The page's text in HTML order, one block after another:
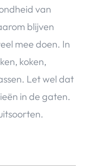
van
blijven
mee doen. In
koken,
Let wel dat
in de gaten.